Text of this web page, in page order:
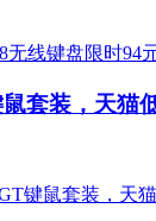
套装，天猫